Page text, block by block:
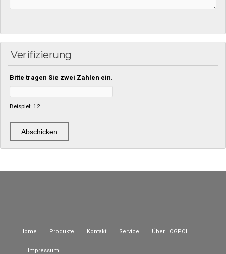
Verifizierung
Bitte tragen Sie zwei Zahlen ein.
Beispiel: 12
Home Produkte Kontakt Service Über LOGPOL
Impressum